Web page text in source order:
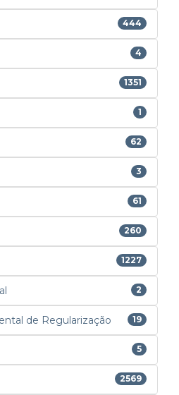
444
4
1351
1
62
3
61
260
1227
2
de Regularização 19
5
2569